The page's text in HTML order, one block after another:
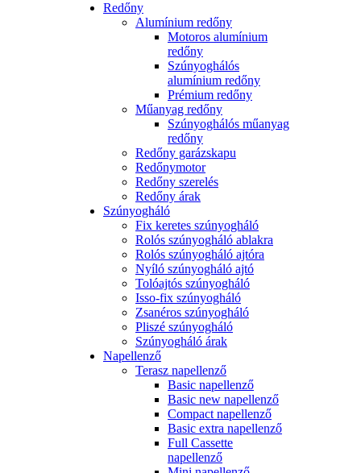
Redőny
Alumínium redőny
Motoros alumínium
redőny
Szúnyoghálós
alumínium redőny
Prémium redőny
Műanyag redőny
Szúnyoghálós műanyag
redőny
Redőny garázskapu
Redőnymotor
Redőny szerelés
Redőny árak
Szúnyogháló
Fix keretes szúnyogháló
Rolós szúnyogháló ablakra
Rolós szúnyogháló ajtóra
Nyíló szúnyogháló ajtó
Tolóajtós szúnyogháló
Isso-fix szúnyogháló
Zsanéros szúnyogháló
Pliszé szúnyogháló
Szúnyogháló árak
Napellenző
Terasz napellenző
Basic napellenző
Basic new napellenző
Compact napellenző
Basic extra napellenző
Full Cassette
napellenző